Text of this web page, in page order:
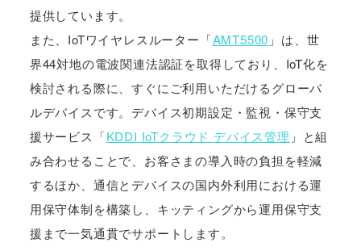
提供しています。
また、IoTワイヤレスルーター「AMT5500 」は、世
界44対地の電波関連法認証を取得しており、IoT化を
検討される際に、すぐにご利用いただけるグローバ
ルデバイスです。デバイス初期設定・監視・保守支
援サービス「KDDI IoTクラウド デバイス管理 」と組
み合わせることで、お客さまの導入時の負担を軽減
するほか、通信とデバイスの国内外利用における運
用保守体制を構築し、キッティングから運用保守支
援まで一気通貫でサポートします。